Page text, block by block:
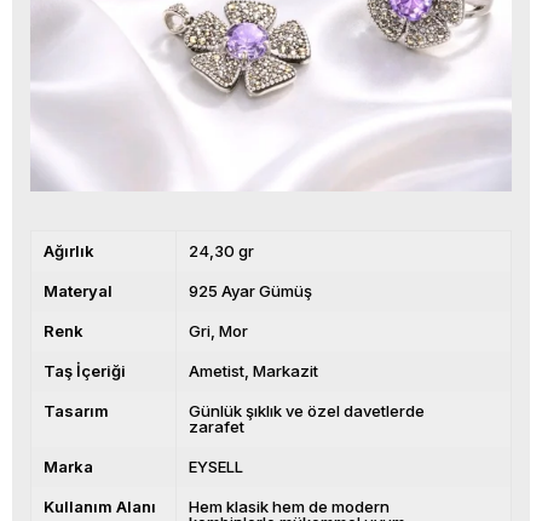
Ağırlık 24,30 gr
Materyal 925 Ayar Gümüş
Renk Gri Mor
Taş İçeriği Ametist Markazit
Tasarım
Günlük şıklık ve özel davetlerde
zarafet
Marka EYSELL
Kullanım Alanı
Hem klasik hem de modern